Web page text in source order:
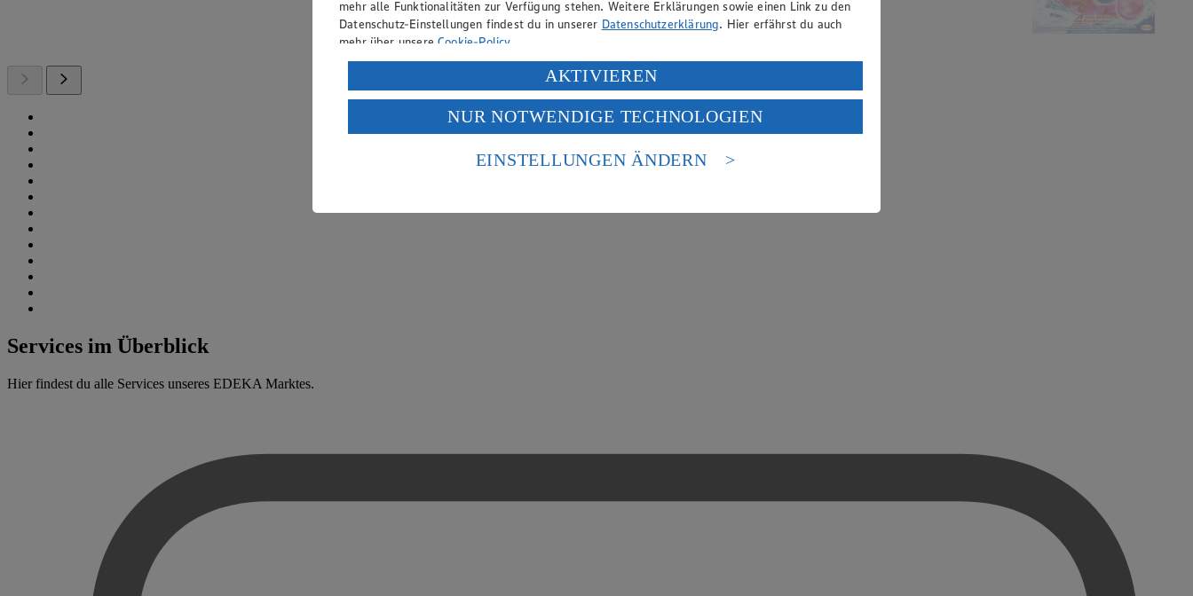
Services im Überblick
Hier findest du alle Services unseres EDEKA Marktes.
mehr alle Funktionalitäten zur Verfügung stehen. Weitere Erklärungen sowie einen Link zu den
Datenschutz-Einstellungen findest du in unserer Datenschutzerklärung. Hier erfährst du auch
mehr über unsereCookie-Policy.
Verarbeitung deiner personenbezogenen Daten in den USA durch Facebook und YouTube:
Wenn du auf „Aktivieren“ klickst, willigst du im Sinne des Art. 49 Abs. 1 Satz 1 lit. a) DSGVO
ein, dass deine Daten in den USA verarbeitet werden. Der EuGH sieht die USA als Land mit
einem nach europäischen Standards nicht angemessenen Datenschutzniveau an. Es besteht das
Risiko eines Zugriffs durch US-amerikanische Behörden.
AKTIVIEREN
NUR NOTWENDIGE TECHNOLOGIEN
EINSTELLUNGEN ÄNDERN